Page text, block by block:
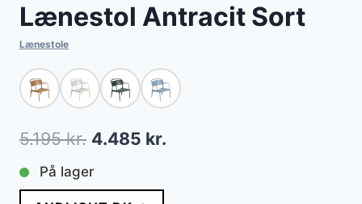
Lænestol Antracit Sort
Lænestole
5.195kr. Den
oprindelige
pris
4.485 kr.
På lager